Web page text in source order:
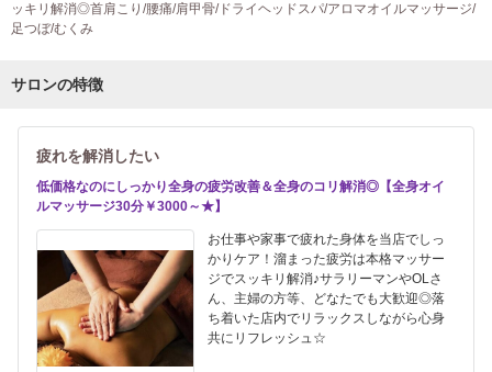
ッキリ解消◎首肩こり/腰痛/肩甲骨/ドライヘッドスパ/アロマオイルマッサージ/
足つぼ/むくみ
サロンの特徴
疲れを解消したい
低価格なのにしっかり全身の疲労改善＆全身のコリ解消◎【全身オイ
ルマッサージ30分￥3000～★】
お仕事や家事で疲れた身体を当店でしっ
かりケア！溜まった疲労は本格マッサー
ジでスッキリ解消♪サラリーマンやOLさ
ん、主婦の方等、どなたでも大歓迎◎落
ち着いた店内でリラックスしながら心身
共にリフレッシュ☆